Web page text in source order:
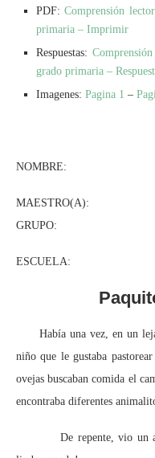
PDF:Comprensión
primaria – Imprimir
Respuestas:
grado primaria –
Imagenes: Pagina 1 –
NOMBRE:
GRUPO:
ESCUELA:
Había una vez, en un
niño que le gustaba
ovejas buscaban comida el
encontraba diferentes
De repente, vio un